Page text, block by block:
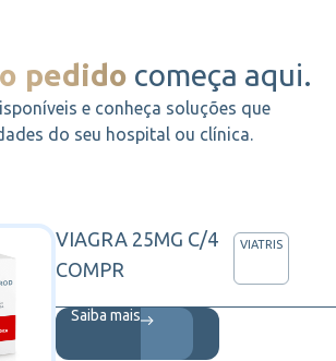
pedido começa aqui.
e conheça soluções que
do seu hospital ou clínica.
VIAGRA 25MG C/4
COMPR
VIATRIS
Saiba mais